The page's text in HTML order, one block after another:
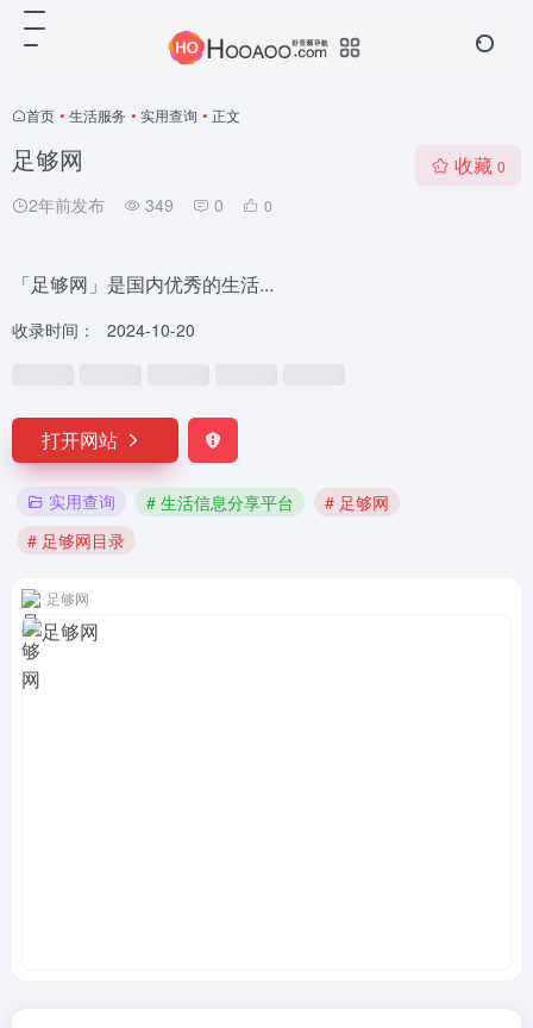
首页 • 生活服务 • 实用查询 • 正文
足够网
2年前发布 349 0 0
收藏 0
「足够网」是国内优秀的生活...
收录时间： 2024-10-20
打开网站
实用查询 # 生活信息分享平台
# 足够网
# 足够网目录
足够网